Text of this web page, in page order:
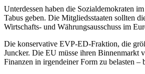
Unterdessen haben die Sozialdemokraten
Tabus geben. Die Mitgliedsstaaten sollten
Wirtschafts- und Währungsausschuss im
Die konservative EVP-ED-Fraktion, die
Juncker. Die EU müsse ihren Binnenmarkt
Finanzen in irgendeiner Form zu belasten